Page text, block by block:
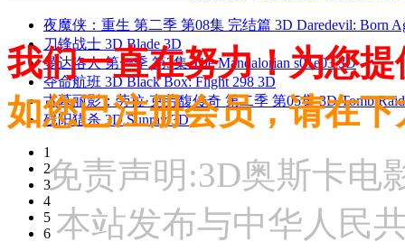
夜魔侠：重生 第二季 第08集 完结篇 3D Daredevil: Born
刀锋战士 3D Blade 3D
曼达洛人 第一季 第3集 The Mandalorian s01e03 3D
夺命航班 3D Black Box: Flight 298 3D
古墓丽影：劳拉·克劳馥传奇 第二季 第05集 3D Tomb
残阳猎杀 3D Sunray 3D
1
2
3
4
5
6
我们一直在努力！为您
如您已注册会员，请在
免责声明:3D奥斯卡电
本站发布与中华人民